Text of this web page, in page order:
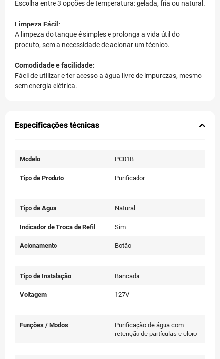
Escolha entre 3 opções de temperatura: gelada, fria ou natural.
Limpeza Fácil:
A limpeza do tanque é simples e prolonga a vida útil do
produto, sem a necessidade de acionar um técnico.
Comodidade e facilidade:
Fácil de utilizar e ter acesso a água livre de impurezas, mesmo
sem energia elétrica.
Especificações técnicas
Modelo PC01B
Tipo de Produto Purificador
Tipo de Água Natural
Indicador de Troca de Refil Sim
Acionamento Botão
Tipo de Instalação Bancada
Voltagem 127V
Funções / Modos
Purificação de água com
retenção de partículas e cloro